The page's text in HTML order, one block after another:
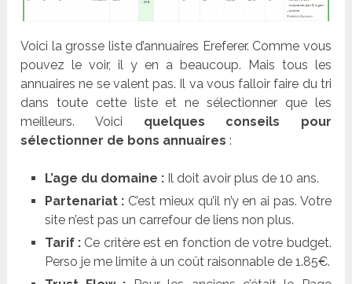
Voici la grosse liste d’annuaires Ereferer. Comme vous
pouvez le voir, il y en a beaucoup. Mais tous les
annuaires ne se valent pas. Il va vous falloir faire du tri
dans toute cette liste et ne sélectionner que les
meilleurs. Voici quelques conseils pour
sélectionner de bons annuaires :
L’age du domaine :Il doit avoir plus de 10 ans.
Partenariat : C’est mieux qu’il n’y en ai pas. Votre
site n’est pas un carrefour de liens non plus.
Tarif :Ce critère est en fonction de votre budget.
Perso je me limite à un coût raisonnable de 1.85€.